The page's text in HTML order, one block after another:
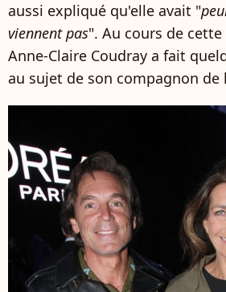
aussi expliqué qu'elle avait "
viennent pas". Au cours de
Anne-Claire Coudray a fait
au sujet de son compagnon de